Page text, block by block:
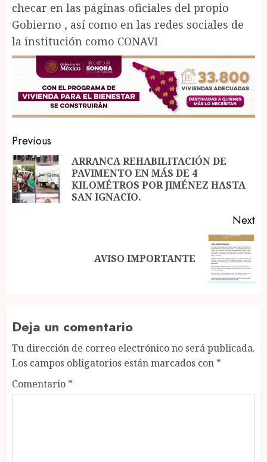
checar en las páginas oficiales del propio
Gobierno , así como en las redes sociales de
la institución como CONAVI
Post
navigation
Previous
ARRANCA REHABILITACIÓN DE
PAVIMENTO EN MÁS DE 4
KILOMÉTROS POR JIMÉNEZ HASTA
SAN IGNACIO.
Next
AVISO IMPORTANTE
Deja un comentario
Tu dirección de correo electrónico no será publicada.
Los campos obligatorios están marcados con *
Comentario *